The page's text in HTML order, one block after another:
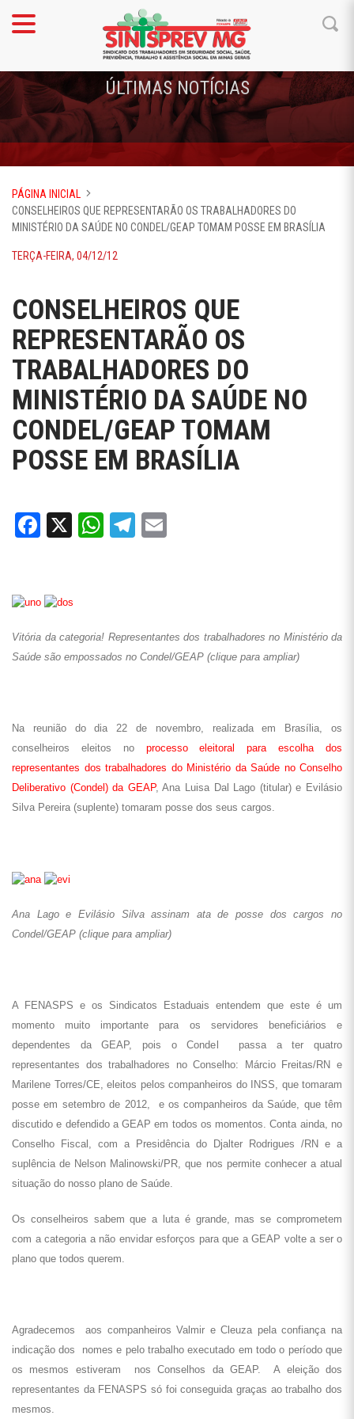
ÚLTIMAS NOTÍCIAS
PÁGINA INICIAL
CONSELHEIROS QUE REPRESENTARÃO OS TRABALHADORES DO
MINISTÉRIO DA SAÚDE NO CONDEL/GEAP TOMAM POSSE EM BRASÍLIA
TERÇA-FEIRA, 04/12/12
CONSELHEIROS QUE
REPRESENTARÃO OS
TRABALHADORES DO
MINISTÉRIO DA SAÚDE NO
CONDEL/GEAP TOMAM
POSSE EM BRASÍLIA
Facebook
X WhatsApp
Telegram
Vitória da categoria! Representantes dos trabalhadores no Ministério da
Saúde são empossados no Condel/GEAP (clique para ampliar)
Na reunião do dia 22 de novembro, realizada em Brasília, os
conselheiros eleitos no processo eleitoral para escolha dos
representantes dos trabalhadores do Ministério da Saúde no Conselho
Deliberativo (Condel) da GEAP, Ana Luisa Dal Lago (titular) e Evilásio
Silva Pereira (suplente) tomaram posse dos seus cargos.
Ana Lago e Evilásio Silva assinam ata de posse dos cargos no
Condel/GEAP (clique para ampliar)
A FENASPS e os Sindicatos Estaduais entendem que este é um
momento muito importante para os servidores beneficiários e
dependentes da GEAP, pois o Condel passa a ter quatro
representantes dos trabalhadores no Conselho: Márcio Freitas/RN e
Marilene Torres/CE, eleitos pelos companheiros do INSS, que tomaram
posse em setembro de 2012, e os companheiros da Saúde, que têm
discutido e defendido a GEAP em todos os momentos. Conta ainda, no
Conselho Fiscal, com a Presidência do Djalter Rodrigues /RN e a
suplência de Nelson Malinowski/PR, que nos permite conhecer a atual
situação do nosso plano de Saúde.
Os conselheiros sabem que a luta é grande, mas se comprometem
com a categoria a não envidar esforços para que a GEAP volte a ser o
plano que todos querem.
Agradecemos aos companheiros Valmir e Cleuza pela confiança na
indicação dos nomes e pelo trabalho executado em todo o período que
os mesmos estiveram nos Conselhos da GEAP. A eleição dos
representantes da FENASPS só foi conseguida graças ao trabalho dos
mesmos.